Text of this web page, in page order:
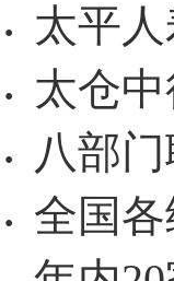
· 太平
· 太仓
· 八部
· 全国